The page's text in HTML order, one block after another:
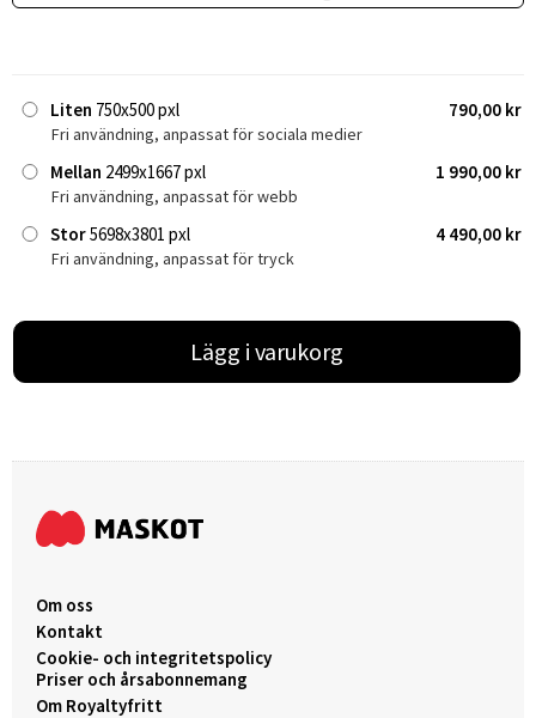
Liten 750x500 pxl 790,00 kr
Fri användning, anpassat för sociala medier
Mellan 2499x1667 pxl 1 990,00 kr
Fri användning, anpassat för webb
Stor5698x3801 pxl 4 490,00 kr
Fri användning, anpassat för tryck
Lägg i varukorg
Om oss
Kontakt
Cookie- och integritetspolicy
Priser och årsabonnemang
Om Royaltyfritt